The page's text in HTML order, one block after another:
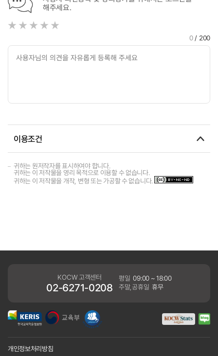
해주세요.
0/ 200
이용조건
귀하는 원저작자를 표시하여야 합니다.
귀하는 이 저작물을 영리 목적으로 이용할 수 없습니다.
귀하는 이 저작물을 개작, 변형 또는 가공할 수 없습니다.
KOCW 고객센터
02-6271-0208
평일 09:00 ~ 18:00
주말,공휴일 휴무
개인정보처리방침